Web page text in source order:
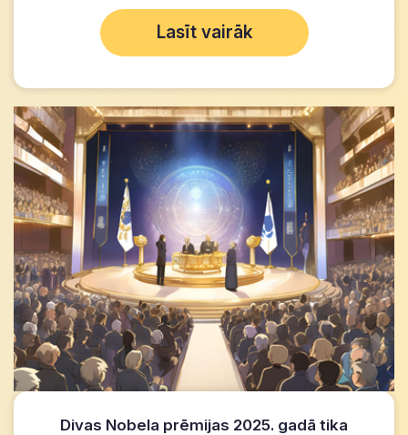
Lasīt vairāk
Divas Nobela prēmijas 2025. gadā tika